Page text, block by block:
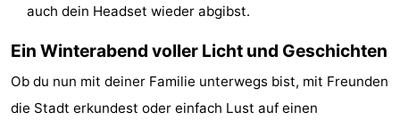
Route
-
Parken
-
auch dein Headset wieder abgibst.
Ein Winterabend voller Licht und Geschichten
Ob du nun mit deiner Familie unterwegs bist, mit Freunden
die Stadt erkundest oder einfach Lust auf einen